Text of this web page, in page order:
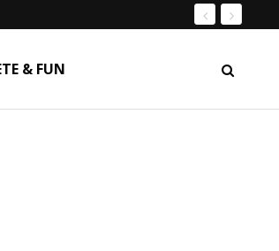
& FUN